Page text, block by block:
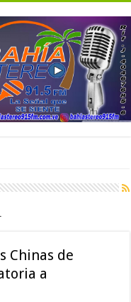
Chinas de
a